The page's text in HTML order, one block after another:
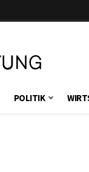
POLITIK